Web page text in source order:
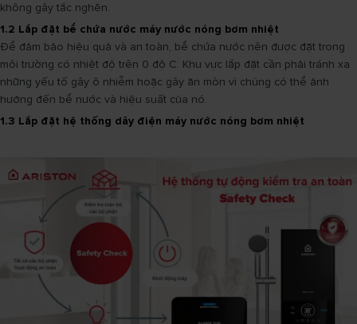
không gây tắc nghẽn.
1.2 Lắp đặt bể chứa nước máy nước nóng bơm nhiệt
Để đảm bảo hiệu quả và an toàn, bể chứa nước nên được đặt trong
môi trường có nhiệt độ trên 0 độ C. Khu vực lắp đặt cần phải tránh xa
những yếu tố gây ô nhiễm hoặc gây ăn mòn vì chúng có thể ảnh
hưởng đến bể nước và hiệu suất của nó.
1.3 Lắp đặt hệ thống dây điện máy nước nóng bơm nhiệt